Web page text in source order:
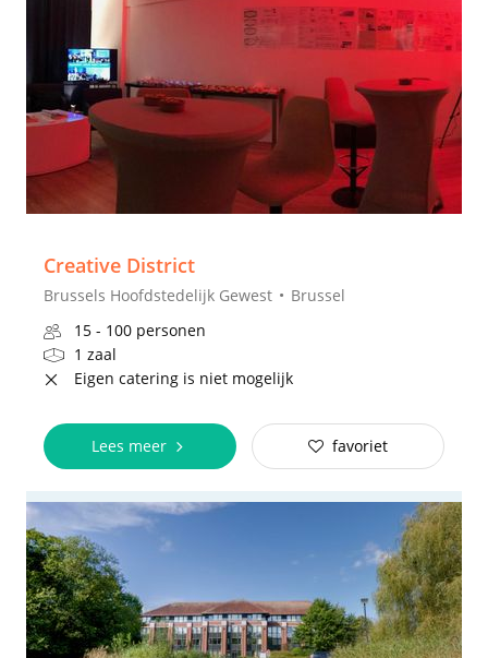
Creative District
Brussels Hoofdstedelijk Gewest
Brussel
15 - 100 personen
1 zaal
Eigen catering is niet mogelijk
Lees meer favoriet